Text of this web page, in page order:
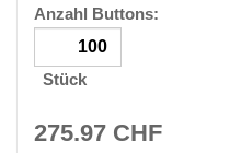
Anzahl Buttons:
Stück
275.97 CHF